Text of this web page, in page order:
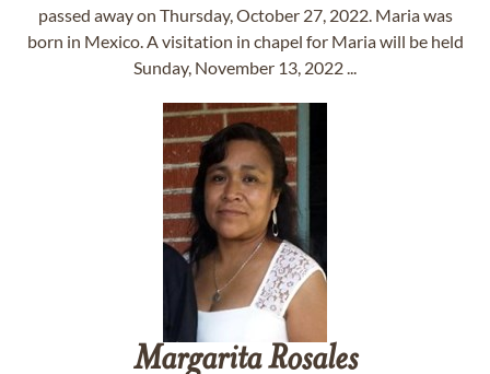
passed away on Thursday, October 27, 2022. Maria was
born in Mexico. A visitation in chapel for Maria will be held
Sunday, November 13, 2022 ...
Margarita Rosales